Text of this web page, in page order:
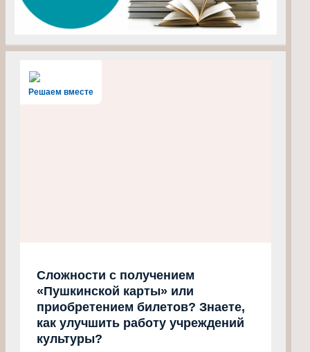
Решаем вместе
Сложности с получением
«Пушкинской карты» или
приобретением билетов? Знаете,
как улучшить работу учреждений
культуры?